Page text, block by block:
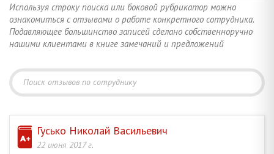
ТАРАСЕВИЧ ОЛЬГА НИКОЛАЕВНА 14
АНИКЕЕВА ГАЛИНА АЛЕКСАНДРОВНА 57
ДУБОК ОЛЬГА НИКОЛАЕВНА
Используя строку поиска или боковой рубрикатор можно
ознакомиться с отзывами о работе конкретного сотрудника.
Подавляющее большинство записей сделано собственноручно
нашими клиентами в книге замечаний и предложений
Гусько Николай Васильевич
22 июня 2017 г.